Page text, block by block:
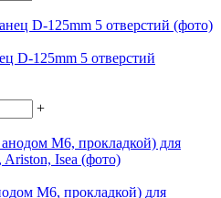
D-125mm 5 отверстий
+
М6, прокладкой) для